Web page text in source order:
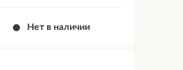
Нет в наличии